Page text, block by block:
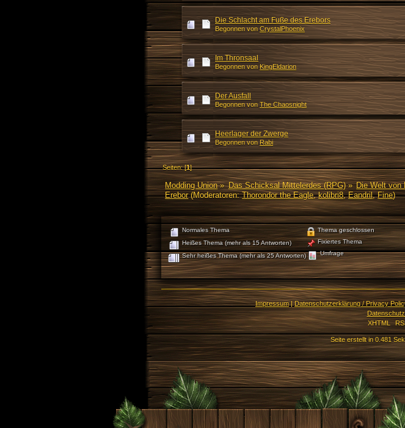
Die Schlacht am Fuße des Erebors
Begonnen von CrystalPhoenix
Im Thronsaal
Begonnen von KingEldarion
Der Ausfall
Begonnen von The Chaosnight
Heerlager der Zwerge
Begonnen von Rabi
Seiten: [1]
Modding Union» Das Schicksal Mittelerdes (RPG)» Die Welt von
Erebor(Moderatoren:Thorondor the Eagle,kolibri8,Eandril,Fine)
Normales Thema
Heißes Thema (mehr als 15 Antworten)
Sehr heißes Thema (mehr als 25 Antworten)
Thema geschlossen
Fixiertes Thema
Umfrage
Impressum|Datenschutzerklärung / Privacy
XHTML
Seite erstellt in 0.481